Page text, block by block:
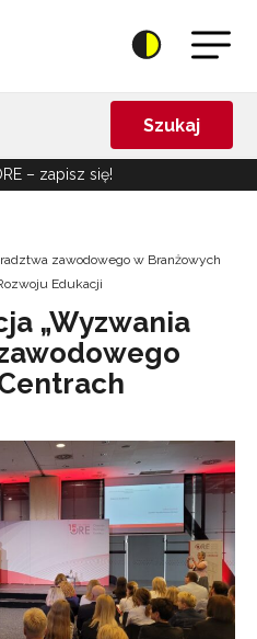
Szukaj
– zapisz się!
zawodowego w Branżowych
Edukacji
„Wyzwania